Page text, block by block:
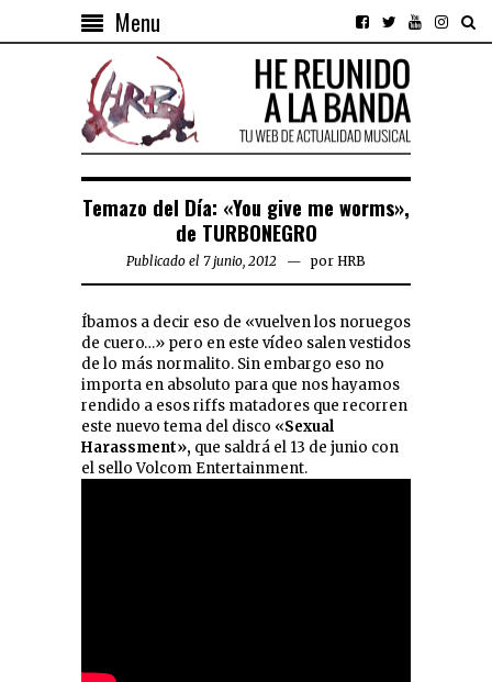
Menu
Temazo del Día: «You give me worms»,
de TURBONEGRO
Publicado el 7 junio, 2012 por HRB
Íbamos a decir eso de «vuelven los noruegos
de cuero…» pero en este vídeo salen vestidos
de lo más normalito. Sin embargo eso no
importa en absoluto para que nos hayamos
rendido a esos riffs matadores que recorren
este nuevo tema del disco «Sexual
Harassment», que saldrá el 13 de junio con
el sello Volcom Entertainment.